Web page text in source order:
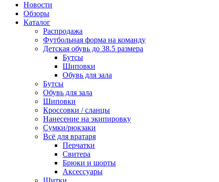
Новости
Обзоры
Каталог
Распродажа
Футбольная форма на команду
Детская обувь до 38.5 размера
Бутсы
Шиповки
Обувь для зала
Бутсы
Обувь для зала
Шиповки
Кроссовки / сланцы
Нанесение на экипировку
Сумки/рюкзаки
Всё для вратаря
Перчатки
Cвитера
Брюки и шорты
Аксессуары
Щитки